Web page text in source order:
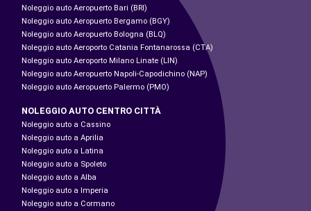
Noleggio auto Aeropuerto Bari (BRI)
Noleggio auto Aeropuerto Bergamo (BGY)
Noleggio auto Aeropuerto Bologna (BLQ)
Noleggio auto Aeroporto Catania Fontanarossa (CTA)
Noleggio auto Aeroporto Milano Linate (LIN)
Noleggio auto Aeropuerto Napoli-Capodichino (NAP)
Noleggio auto Aeropuerto Palermo (PMO)
NOLEGGIO AUTO CENTRO CITTÀ
Noleggio auto a Cassino
Noleggio auto a Aprilia
Noleggio auto a Latina
Noleggio auto a Spoleto
Noleggio auto a Alba
Noleggio auto a Imperia
Noleggio auto a Cormano